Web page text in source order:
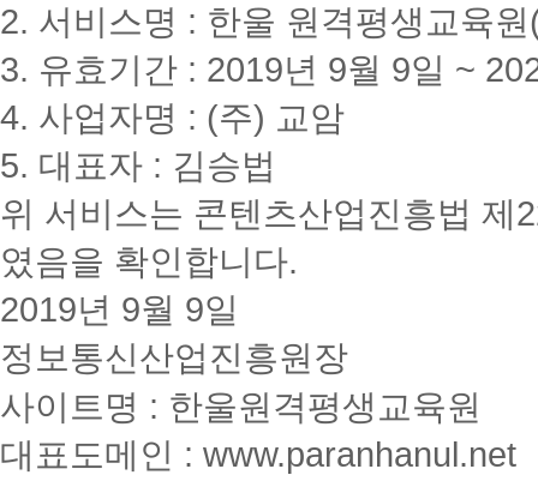
2. 서비스명 : 한울 원격평생교육
3. 유효기간 : 2019년 9월 9일 ~
4. 사업자명 : (주) 교암
5. 대표자 : 김승법
위 서비스는 콘텐츠산업진흥법 제
였음을 확인합니다.
2019년 9월 9일
정보통신산업진흥원장
사이트명 : 한울원격평생교육원
대표도메인 : www.paranhanul.net